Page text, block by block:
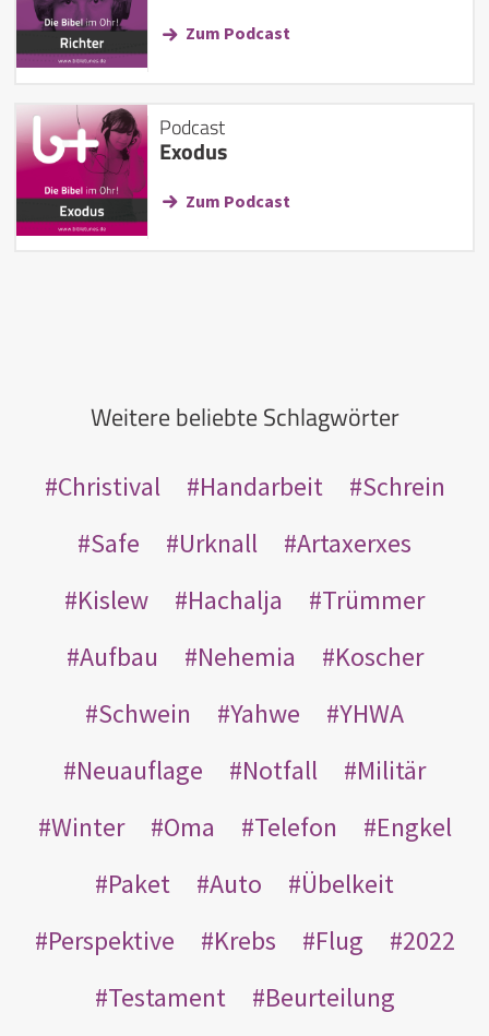
Zum Podcast
Podcast
Exodus
Zum Podcast
Weitere beliebte Schlagwörter
Christival Handarbeit
Schrein
Safe
Urknall
Artaxerxes
Kislew
Hachalja
Trümmer
Aufbau
Nehemia
Koscher
Schwein
Yahwe
YHWA
Neuauflage
Notfall
Militär
Winter
Oma Telefon
Engkel
Paket
Auto
Übelkeit
Perspektive
Krebs Flug
2022
Testament
Beurteilung